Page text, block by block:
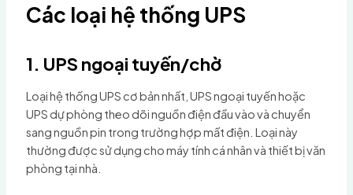
Các loại hệ thống UPS
1. UPS ngoại tuyến/chờ
Loại hệ thống UPS cơ bản nhất, UPS ngoại tuyến hoặc
UPS dự phòng theo dõi nguồn điện đầu vào và chuyển
sang nguồn pin trong trường hợp mất điện. Loại này
thường được sử dụng cho máy tính cá nhân và thiết bị văn
phòng tại nhà.